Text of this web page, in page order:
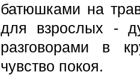
батюшками на
для взрослых -
разговорами в
чувство покоя.